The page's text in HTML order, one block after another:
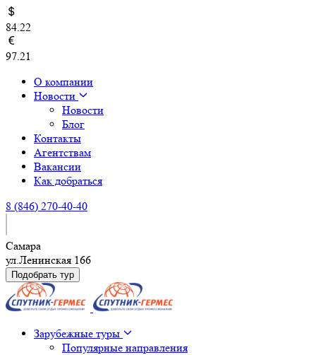
84.22
97.21
О компании
Новости
Новости
Блог
Контакты
Агентствам
Вакансии
Как добраться
8 (846) 270-40-40
Самара
ул.Ленинская 166
Подобрать тур
Зарубежные туры
Популярные направления